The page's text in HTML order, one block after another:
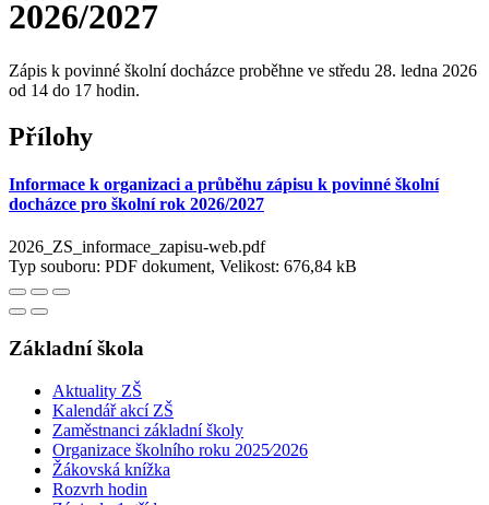
2026/2027
Zápis k povinné školní docházce proběhne ve středu 28. ledna 2026
od 14 do 17 hodin.
Přílohy
Informace k organizaci a průběhu zápisu k povinné školní
docházce pro školní rok 2026/2027
2026_ZS_informace_zapisu-web.pdf
Typ souboru: PDF dokument, Velikost: 676,84 kB
Základní škola
Aktuality ZŠ
Kalendář akcí ZŠ
Zaměstnanci základní školy
Organizace školního roku 2025⁄2026
Žákovská knížka
Rozvrh hodin